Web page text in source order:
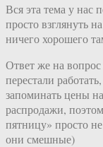
Вся эта тема у нас
просто взглянуть
ничего хорошего
Ответ же на
перестали
запоминать цены
распродажи,
пятницу» просто
они смешные)